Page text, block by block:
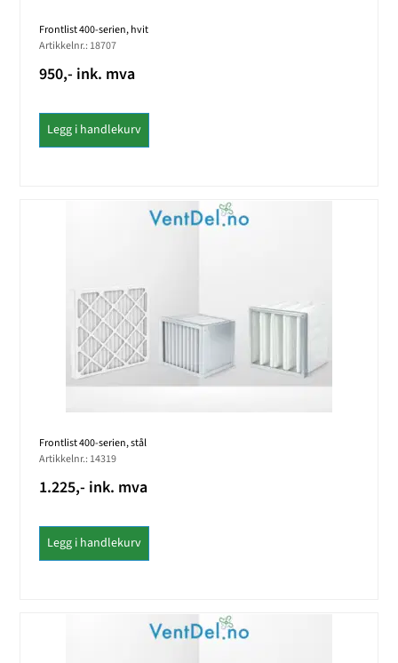
Frontlist 400-serien, hvit
Artikkelnr.: 18707
950,- ink. mva
Legg i handlekurv
Frontlist 400-serien, stål
Artikkelnr.: 14319
1.225,- ink. mva
Legg i handlekurv